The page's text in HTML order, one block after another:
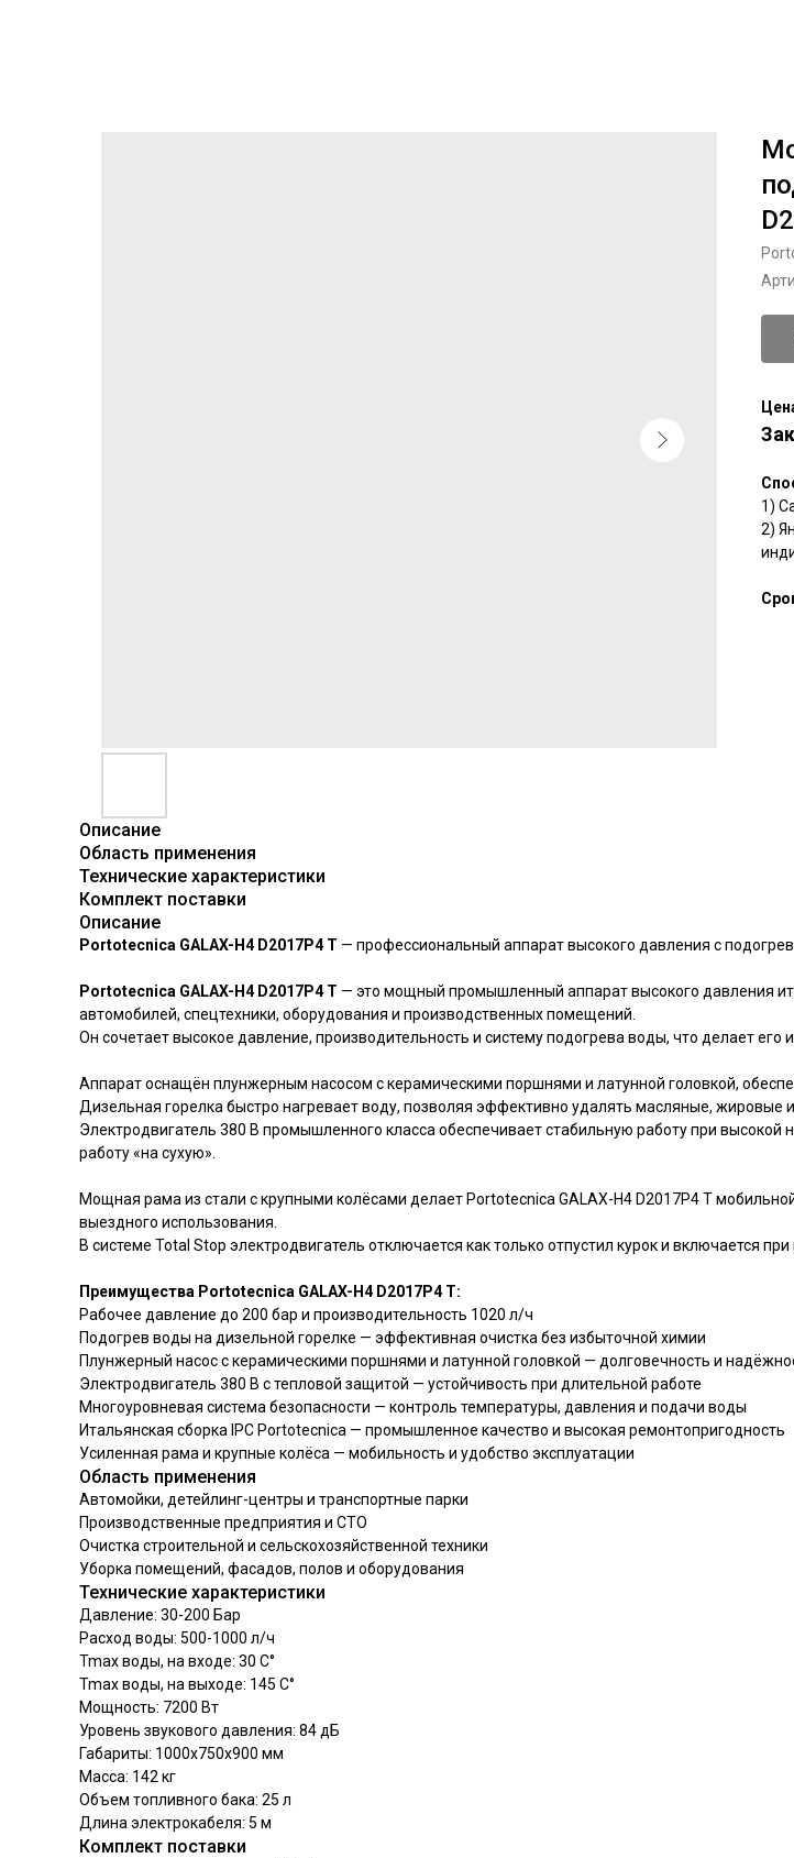
1)
2)
Описание
Область применения
Технические характеристики
Комплект поставки
Описание
Portotecnica GALAX-H4 D2017P4 T — профессиональный аппарат высокого давления с
Portotecnica GALAX-H4 D2017P4 T — это мощный промышленный аппарат высокого давления
автомобилей, спецтехники, оборудования и производственных помещений.
Он сочетает высокое давление, производительность и систему подогрева воды, что делает
Аппарат оснащён плунжерным насосом с керамическими поршнями и латунной головкой,
Дизельная горелка быстро нагревает воду, позволяя эффективно удалять масляные, жировые
Электродвигатель 380 В промышленного класса обеспечивает стабильную работу при
работу «на сухую».
Мощная рама из стали с крупными колёсами делает Portotecnica GALAX-H4 D2017P4 T
выездного использования.
В системе Total Stop электродвигатель отключается как только отпустил курок и включается
Преимущества Portotecnica GALAX-H4 D2017P4 T:
Рабочее давление до 200 бар и производительность 1020 л/ч
Подогрев воды на дизельной горелке — эффективная очистка без избыточной химии
Плунжерный насос с керамическими поршнями и латунной головкой — долговечность и
Электродвигатель 380 В с тепловой защитой — устойчивость при длительной работе
Многоуровневая система безопасности — контроль температуры, давления и подачи воды
Итальянская сборка IPC Portotecnica — промышленное качество и высокая ремонтопригодность
Усиленная рама и крупные колёса — мобильность и удобство эксплуатации
Область применения
Автомойки, детейлинг-центры и транспортные парки
Производственные предприятия и СТО
Очистка строительной и сельскохозяйственной техники
Уборка помещений, фасадов, полов и оборудования
Технические характеристики
Давление: 30-200 Бар
Расход воды: 500-1000 л/ч
Tmax воды, на входе: 30 С°
Tmax воды, на выходе: 145 С°
Мощность: 7200 Вт
Уровень звукового давления: 84 дБ
Габариты: 1000х750х900 мм
Масса: 142 кг
Объем топливного бака: 25 л
Длина электрокабеля: 5 м
Комплект поставки